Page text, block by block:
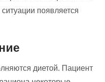
появляется
диетой. Пациент